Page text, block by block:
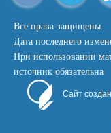
Все права защищены.
Дата последнего
При использовании
источник обязательна
Сайт